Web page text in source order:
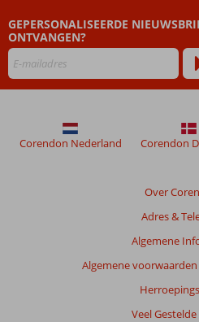
GEPERSONALISEERDE
ONTVANGEN?
Over
Adres &
Algemene
Algemene
Veel
Corendon Nederland Corendon